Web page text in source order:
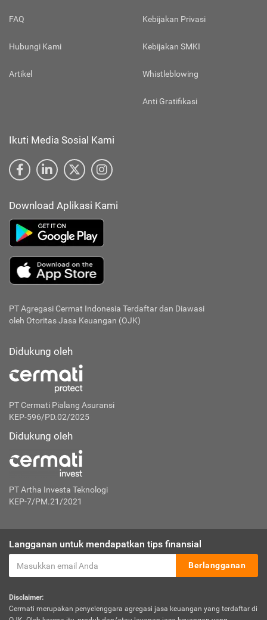
FAQ
Hubungi Kami
Artikel
Kebijakan Privasi
Kebijakan SMKI
Whistleblowing
Anti Gratifikasi
Ikuti Media Sosial Kami
Download Aplikasi Kami
PT Agregasi Cermat Indonesia Terdaftar dan Diawasi
oleh Otoritas Jasa Keuangan (OJK)
Didukung oleh
PT Cermati Pialang Asuransi
KEP-596/PD.02/2025
Didukung oleh
PT Artha Investa Teknologi
KEP-7/PM.21/2021
Langganan untuk mendapatkan tips finansial
Berlangganan
Disclaimer:
Cermati merupakan penyelenggara agregasi jasa keuangan yang terdaftar di